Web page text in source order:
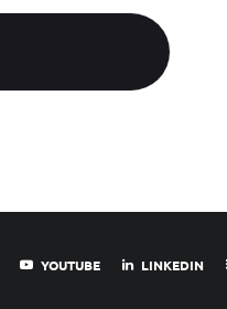
YOUTUBE LINKEDIN